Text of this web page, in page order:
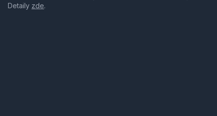
Detaily zde.